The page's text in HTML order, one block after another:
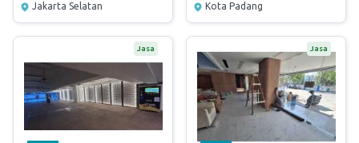
Jakarta Selatan Kota Padang
Jasa Jasa